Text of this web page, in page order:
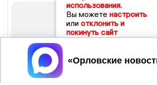
использования.
Вы можете настроить
или отклонить и
покинуть сайт
Принять